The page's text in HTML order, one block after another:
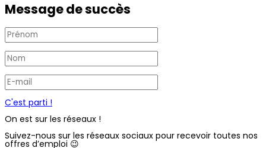
Message de succès
C'est parti !
On est sur les réseaux !
Suivez-nous sur les réseaux sociaux pour recevoir toutes nos
offres d’emploi 😉